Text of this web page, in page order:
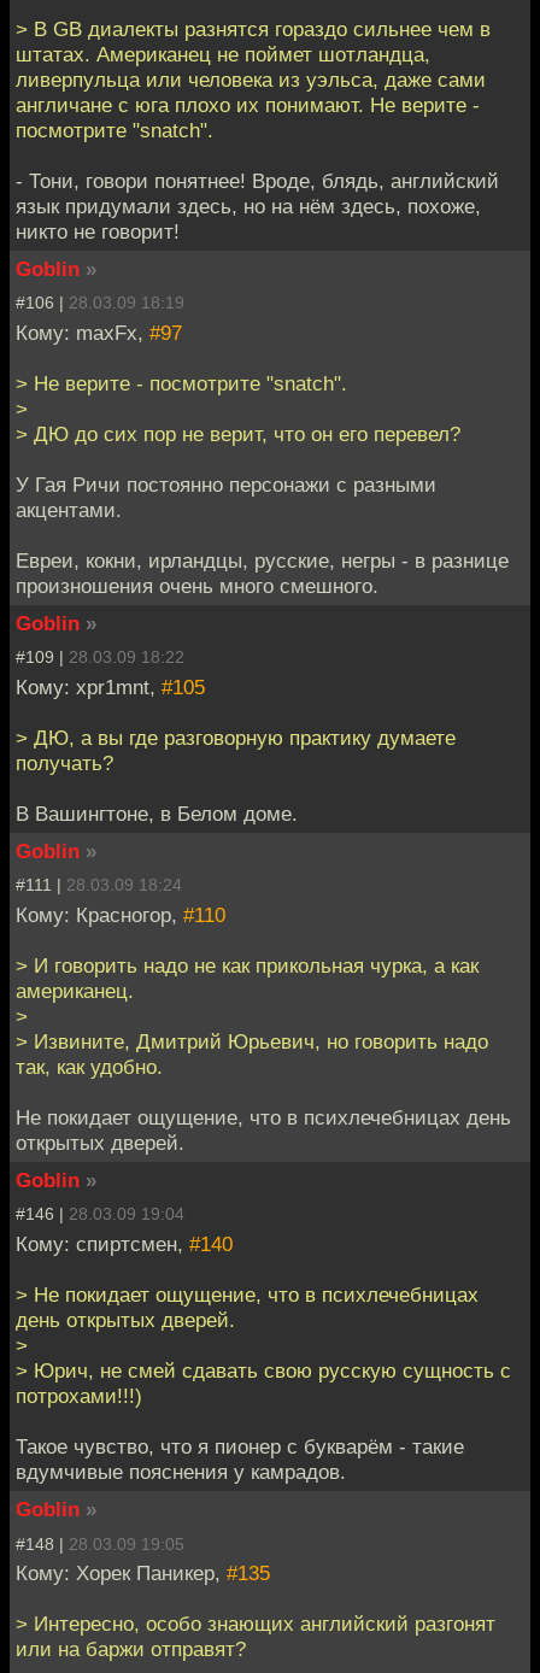
> В GB диалекты разнятся гораздо сильнее чем в
штатах. Американец не поймет шотландца,
ливерпульца или человека из уэльса, даже сами
англичане с юга плохо их понимают. Не верите -
посмотрите "snatch".
- Тони, говори понятнее! Вроде, блядь, английский
язык придумали здесь, но на нём здесь, похоже,
никто не говорит!
Goblin »
#106 | 28.03.09 18:19
Кому: maxFx, #97
> Не верите - посмотрите "snatch".
>
> ДЮ до сих пор не верит, что он его перевел?
У Гая Ричи постоянно персонажи с разными
акцентами.
Евреи, кокни, ирландцы, русские, негры - в разнице
произношения очень много смешного.
Goblin »
#109 | 28.03.09 18:22
Кому: xpr1mnt, #105
> ДЮ, а вы где разговорную практику думаете
получать?
В Вашингтоне, в Белом доме.
Goblin »
#111 | 28.03.09 18:24
Кому: Красногор, #110
> И говорить надо не как прикольная чурка, а как
американец.
>
> Извините, Дмитрий Юрьевич, но говорить надо
так, как удобно.
Не покидает ощущение, что в психлечебницах день
открытых дверей.
Goblin »
#146 | 28.03.09 19:04
Кому: спиртсмен, #140
> Не покидает ощущение, что в психлечебницах
день открытых дверей.
>
> Юрич, не смей сдавать свою русскую сущность с
потрохами!!!)
Такое чувство, что я пионер с букварём - такие
вдумчивые пояснения у камрадов.
Goblin »
#148 | 28.03.09 19:05
Кому: Хорек Паникер, #135
> Интересно, особо знающих английский разгонят
или на баржи отправят?